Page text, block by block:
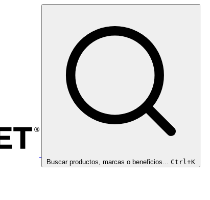
Buscar productos, marcas o beneficios... Ctrl+K